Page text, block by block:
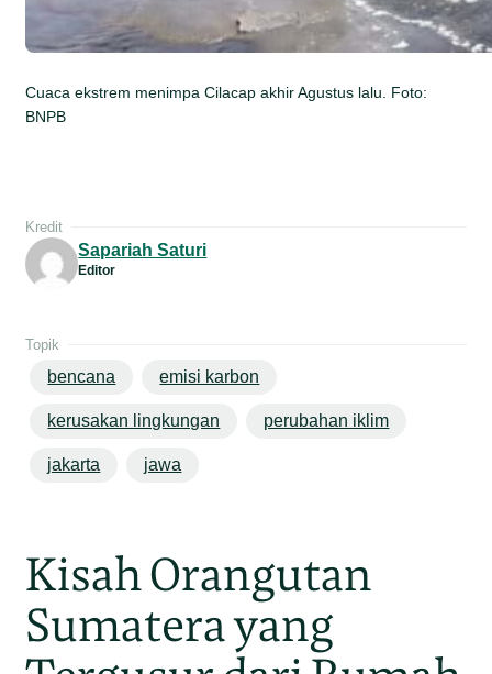
Cuaca ekstrem menimpa Cilacap akhir Agustus lalu. Foto:
BNPB
Kredit
Sapariah Saturi
Editor
Topik
bencana emisi karbon
kerusakan lingkungan perubahan iklim
jakarta jawa
Kisah Orangutan
Sumatera yang